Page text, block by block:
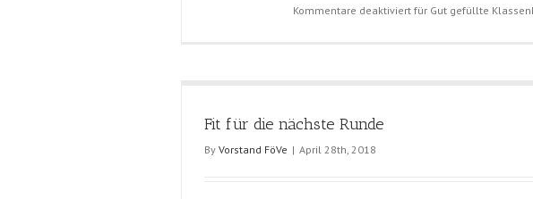
Kommentare deaktiviert für Gut gefüllte
Fit für die nächste Runde
By Vorstand FöVe | April 28th, 2018